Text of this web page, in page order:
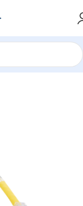
PATCH CORD